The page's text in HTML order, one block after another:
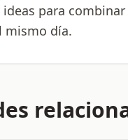
para combinar
mismo día.